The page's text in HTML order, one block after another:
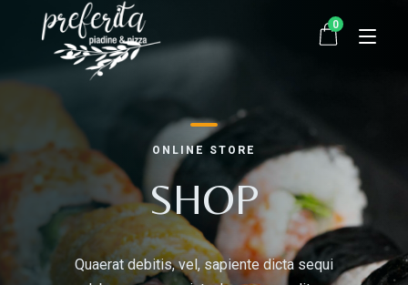
Startseite
Bestellen
Über uns
Kontakt
0
ONLINE STORE
SHOP
Quaerat debitis, vel, sapiente dicta sequi